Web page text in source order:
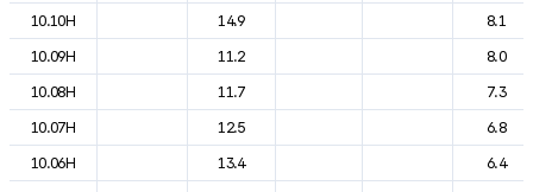
10.10H
14.9
8.1
10.09H
11.2
8.0
10.08H
11.7
7.3
10.07H
12.5
6.8
10.06H
13.4
6.4